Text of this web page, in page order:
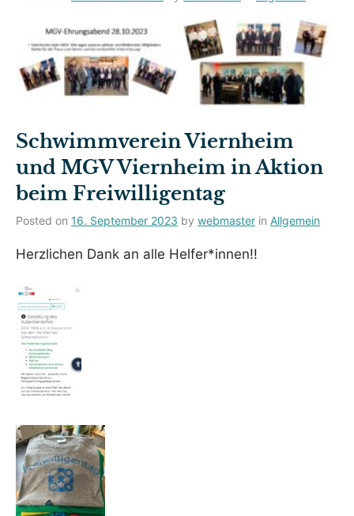
Schwimmverein Viernheim
und MGV Viernheim in Aktion
beim Freiwilligentag
Posted on 16. September 2023 by webmaster in Allgemein
Herzlichen Dank an alle Helfer*innen!!